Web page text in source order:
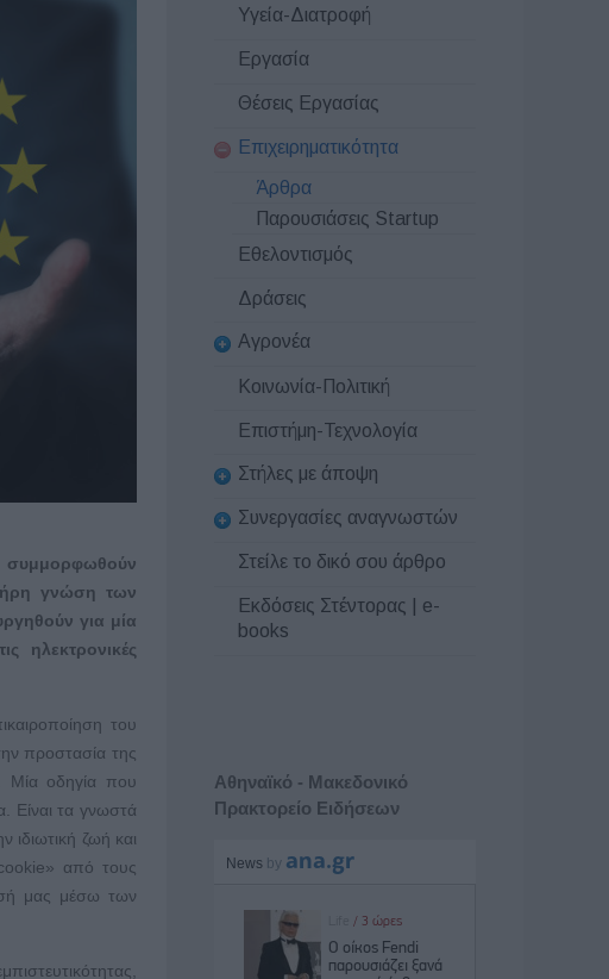
συμμορφωθούν
γνώση των
για μία
ηλεκτρονικές
του
προστασία της
Μία οδηγία που
Είναι τα γνωστά
ζωή και
cookie» από τους
μας μέσω των
Υγεία-Διατροφή
Εργασία
Θέσεις Εργασίας
Επιχειρηματικότητα
Άρθρα
Παρουσιάσεις Startup
Εθελοντισμός
Δράσεις
Αγρονέα
Κοινωνία-Πολιτική
Επιστήμη-Τεχνολογία
Στήλες με άποψη
Συνεργασίες αναγνωστών
Στείλε το δικό σου άρθρο
Εκδόσεις Στέντορας | e-
books
Αθηναϊκό - Μακεδονικό
Πρακτορείο Ειδήσεων